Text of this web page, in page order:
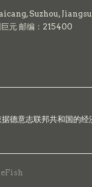
Suzhou,
巨元 邮编：215400
德意志联邦共和国的